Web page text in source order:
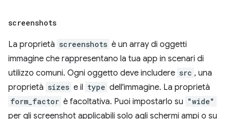
screenshots
La proprietà screenshots è un array di oggetti
immagine che rappresentano la tua app in scenari di
utilizzo comuni. Ogni oggetto deve includere src , una
proprietà sizes e il type dell'immagine. La proprietà
form_factor è facoltativa. Puoi impostarlo su "wide"
per gli screenshot applicabili solo agli schermi ampi o su